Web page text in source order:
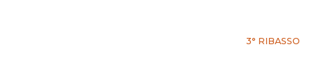
3° RIBASSO